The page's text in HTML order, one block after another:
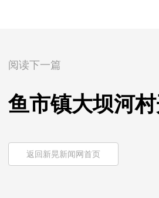
阅读下一篇
鱼市镇大坝河
返回新晃新闻网首页